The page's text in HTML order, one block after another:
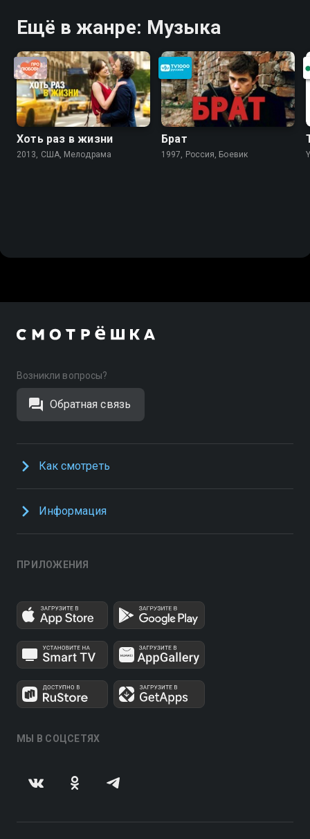
Ещё в жанре: Музыка
Хоть раз в жизни
2013, США, Мелодрама
Брат
1997, Россия, Боевик
Возникли вопросы?
Обратная связь
Как смотреть
Информация
ПРИЛОЖЕНИЯ
МЫ В СОЦСЕТЯХ